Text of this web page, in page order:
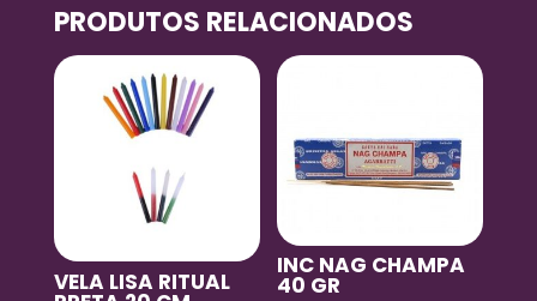
PRODUTOS RELACIONADOS
VELA LISA RITUAL
INC NAG CHAMPA
40 GR